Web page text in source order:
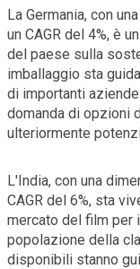
La Germania, con
un CAGR del 4%, è
del paese sulla
imballaggio sta
di importanti
domanda di opzioni
ulteriormente
L'India, con una
CAGR del 6%, sta
mercato del film per
popolazione della
disponibili stanno